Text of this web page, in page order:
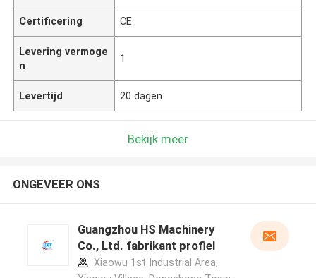
Certificering CE
Levering vermoge
n
1
Levertijd 20 dagen
Bekijk meer
ONGEVEER ONS
Guangzhou HS Machinery
Co., Ltd. fabrikant profiel
Xiaowu 1st Industrial Area,